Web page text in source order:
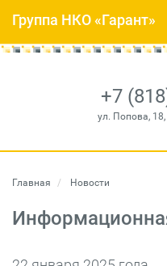
+7
ул. Попова,
Группа НКО «Гарант»
Главная Новости